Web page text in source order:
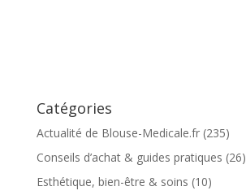
Catégories
Actualité de Blouse-Medicale.fr(235)
Conseils d’achat & guides pratiques (26)
Esthétique, bien-être & soins (10)